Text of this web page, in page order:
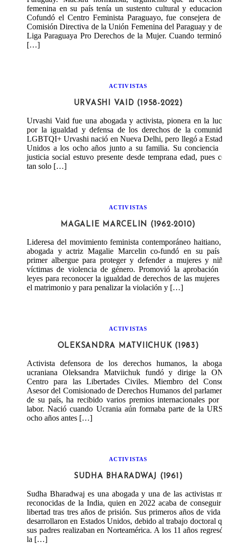
femenina en su país tenía un sustento cultural y
Cofundó el Centro Feminista Paraguayo, fue consejera de
Comisión Directiva de la Unión Femenina del Paraguay y de
Liga Paraguaya Pro Derechos de la Mujer. Cuando terminó
[…]
ACTIVISTAS
URVASHI VAID (1958-2022)
Urvashi Vaid fue una abogada y activista, pionera en la
por la igualdad y defensa de los derechos de la
LGBTQI+ Urvashi nació en Nueva Delhi, pero llegó a
Unidos a los ocho años junto a su familia. Su conciencia
justicia social estuvo presente desde temprana edad, pues
tan solo […]
ACTIVISTAS
MAGALIE MARCELIN (1962-2010)
Lideresa del movimiento feminista contemporáneo haitiano,
abogada y actriz Magalie Marcelin co-fundó en su país
primer albergue para proteger y defender a mujeres y
víctimas de violencia de género. Promovió la aprobación
leyes para reconocer la igualdad de derechos de las mujeres
el matrimonio y para penalizar la violación y […]
ACTIVISTAS
OLEKSANDRA MATVIICHUK (1983)
Activista defensora de los derechos humanos, la
ucraniana Oleksandra Matviichuk fundó y dirige la
Centro para las Libertades Civiles. Miembro del
Asesor del Comisionado de Derechos Humanos del
de su país, ha recibido varios premios internacionales por
labor. Nació cuando Ucrania aún formaba parte de la
ocho años antes […]
ACTIVISTAS
SUDHA BHARADWAJ (1961)
Sudha Bharadwaj es una abogada y una de las activistas
reconocidas de la India, quien en 2022 acaba de conseguir
libertad tras tres años de prisión. Sus primeros años de vida
desarrollaron en Estados Unidos, debido al trabajo doctoral
sus padres realizaban en Norteamérica. A los 11 años regresó
la […]